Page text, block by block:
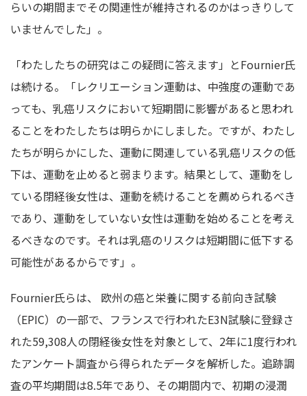
らいの期間までその関連性が維持されるのかはっきりして
いませんでした」。
「わたしたちの研究はこの疑問に答えます」とFournier氏
は続ける。「レクリエーション運動は、中強度の運動であ
っても、乳癌リスクにおいて短期間に影響があると思われ
ることをわたしたちは明らかにしました。ですが、わたし
たちが明らかにした、運動に関連している乳癌リスクの低
下は、運動を止めると弱まります。結果として、運動をし
ている閉経後女性は、運動を続けることを薦められるべき
であり、運動をしていない女性は運動を始めることを考え
るべきなのです。それは乳癌のリスクは短期間に低下する
可能性があるからです」。
Fournier氏らは、 欧州の癌と栄養に関する前向き試験
（EPIC）の一部で、フランスで行われたE3N試験に登録さ
れた59,308人の閉経後女性を対象として、2年に1度行われ
たアンケート調査から得られたデータを解析した。追跡調
査の平均期間は8.5年であり、その期間内で、初期の浸潤